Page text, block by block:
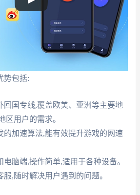
势包括:
回国专线,覆盖欧美、亚洲等主要地
区用户的需求。
的加速算法,能有效提升游戏的网速
电脑端,操作简单,适用于各种设备。
服,随时解决用户遇到的问题。